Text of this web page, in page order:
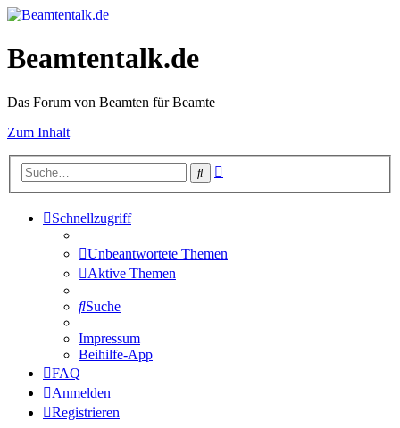
Beamtentalk.de
Das Forum von Beamten für Beamte
Zum Inhalt
Suche
Schnellzugriff
Unbeantwortete Themen
Aktive Themen
Suche
Impressum
Beihilfe-App
FAQ
Anmelden
Registrieren